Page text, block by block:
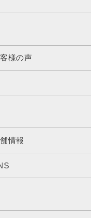
様の声
情報